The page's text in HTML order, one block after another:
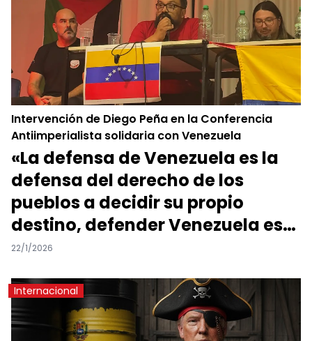
Intervención de Diego Peña en la Conferencia
Antiimperialista solidaria con Venezuela
«La defensa de Venezuela es la
defensa del derecho de los
pueblos a decidir su propio
destino, defender Venezuela es
defender América Latina»
22/1/2026
Internacional